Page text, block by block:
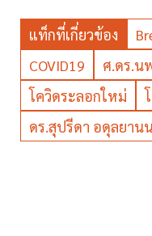
แท็กที่เกี่ยวข้อง
COVID19
ศ.ดร.น
โควิดระลอกใหม่
ดร.สุปรีดา อดุลยาน